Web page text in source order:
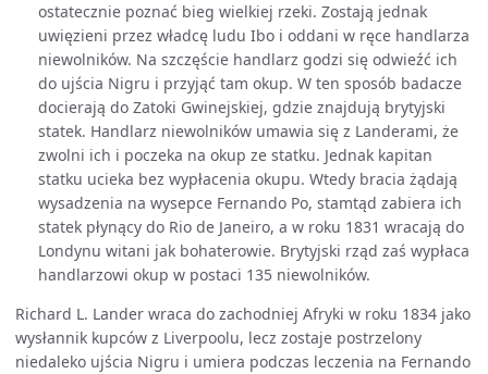
ostatecznie poznać bieg wielkiej rzeki. Zostają jednak
uwięzieni przez władcę ludu Ibo i oddani w ręce handlarza
niewolników. Na szczęście handlarz godzi się odwieźć ich
do ujścia Nigru i przyjąć tam okup. W ten sposób badacze
docierają do Zatoki Gwinejskiej, gdzie znajdują brytyjski
statek. Handlarz niewolników umawia się z Landerami, że
zwolni ich i poczeka na okup ze statku. Jednak kapitan
statku ucieka bez wypłacenia okupu. Wtedy bracia żądają
wysadzenia na wysepce Fernando Po, stamtąd zabiera ich
statek płynący do Rio de Janeiro, a w roku 1831 wracają do
Londynu witani jak bohaterowie. Brytyjski rząd zaś wypłaca
handlarzowi okup w postaci 135 niewolników.
Richard L. Lander wraca do zachodniej Afryki w roku 1834 jako
wysłannik kupców z Liverpoolu, lecz zostaje postrzelony
niedaleko ujścia Nigru i umiera podczas leczenia na Fernando